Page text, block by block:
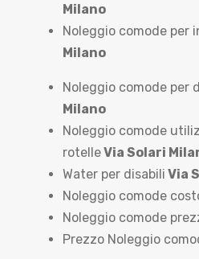
Milano
Noleggio comode per
Milano
Noleggio comode per
Milano
Noleggio comode
rotelleVia Solari
Water per disabili Via
Noleggio comode
Noleggio comode
Prezzo Noleggio